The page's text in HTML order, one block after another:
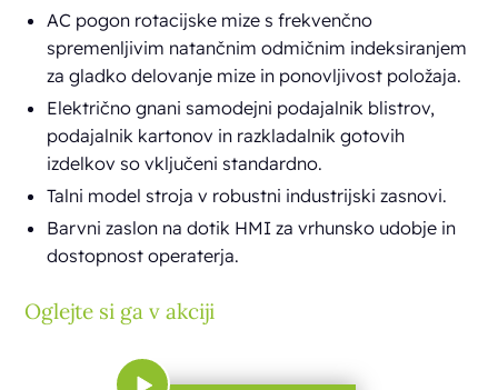
AC pogon rotacijske mize s frekvenčno
spremenljivim natančnim odmičnim indeksiranjem
za gladko delovanje mize in ponovljivost položaja.
Električno gnani samodejni podajalnik blistrov,
podajalnik kartonov in razkladalnik gotovih
izdelkov so vključeni standardno.
Talni model stroja v robustni industrijski zasnovi.
Barvni zaslon na dotik HMI za vrhunsko udobje in
dostopnost operaterja.
Oglejte si ga v akciji